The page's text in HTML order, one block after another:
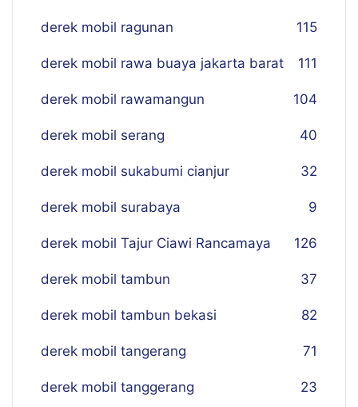
derek mobil ragunan 115
derek mobil rawa buaya jakarta barat 111
derek mobil rawamangun 104
derek mobil serang 40
derek mobil sukabumi cianjur 32
derek mobil surabaya 9
derek mobil Tajur Ciawi Rancamaya 126
derek mobil tambun 37
derek mobil tambun bekasi 82
derek mobil tangerang 71
derek mobil tanggerang 23